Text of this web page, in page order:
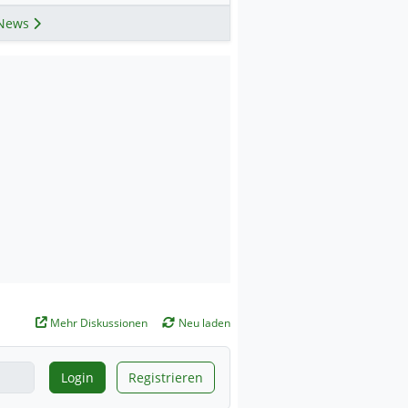
Mehr Diskussionen Neu laden
Login Registrieren